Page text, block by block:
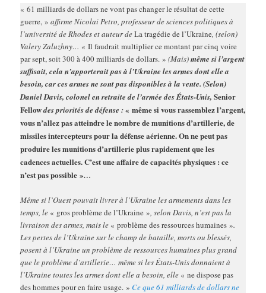
« 61 milliards de dollars ne vont pas changer le résultat de cette
guerre, » affirme Nicolai Petro, professeur de sciences politiques à
l’université de Rhodes et auteur deLa tragédie de l’Ukraine, (selon)
Valery Zaluzhny… « Il faudrait multiplier ce montant par cinq voire
par sept, soit 300 à 400 milliards de dollars. » (Mais)même si l’argent
suffisait, cela n’apporterait pas à l’Ukraine les armes dont elle a
besoin, car ces armes ne sont pas disponibles à la vente. (Selon)
Daniel Davis, colonel en retraite de l’armée des États-Unis,Senior
Fellowdes priorités de défense :« même si vous rassemblez l’argent,
vous n’allez pas atteindre le nombre de munitions d’artillerie, de
missiles intercepteurs pour la défense aérienne. On ne peut pas
produire les munitions d’artillerie plus rapidement que les
cadences actuelles. C’est une affaire de capacités physiques : ce
n’est pas possible »…
Même si l’Ouest pouvait livrer à l’Ukraine les armements dans les
temps, le « gros problème de l’Ukraine », selon Davis, n’est pas la
livraison des armes, mais le « problème des ressources humaines ».
Les pertes de l’Ukraine sur le champ de bataille, morts ou blessés,
posent à l’Ukraine un problème de ressources humaines plus grand
que le problème d’artillerie… même si les États-Unis donnaient à
l’Ukraine toutes les armes dont elle a besoin, elle « ne dispose pas
des hommes pour en faire usage. » Ce que 61 milliards de dollars ne